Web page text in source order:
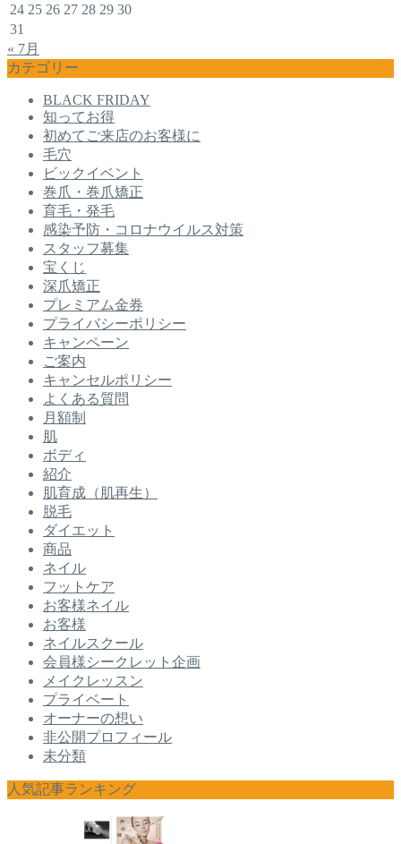
24 25 26 27 28 29 30
31
« 7月
カテゴリー
BLACK FRIDAY
知ってお得
初めてご来店のお客様に
毛穴
ビックイベント
巻爪・巻爪矯正
育毛・発毛
感染予防・コロナウイルス対策
スタッフ募集
宝くじ
深爪矯正
プレミアム金券
プライバシーポリシー
キャンペーン
ご案内
キャンセルポリシー
よくある質問
月額制
肌
ボディ
紹介
肌育成（肌再生）
脱毛
ダイエット
商品
ネイル
フットケア
お客様ネイル
お客様
ネイルスクール
会員様シークレット企画
メイクレッスン
プライベート
オーナーの想い
非公開プロフィール
未分類
人気記事ランキング